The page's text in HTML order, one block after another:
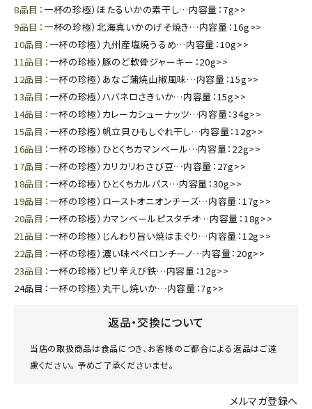
8品目： 一杯の珍極）ほたるいかの素干し…内容量：7g>>
9品目： 一杯の珍極）北海真いかのげそ焼き…内容量：16g>>
10品目： 一杯の珍極）九州産塩焼うるめ…内容量：10g>>
11品目： 一杯の珍極）豚のど軟骨ジャーキー：20g>>
12品目： 一杯の珍極）あなご蒲焼山椒風味…内容量：15g>>
13品目： 一杯の珍極）ハバネロさきいか…内容量：15g>>
14品目： 一杯の珍極）カレーカシューナッツ…内容量：34g>>
15品目： 一杯の珍極）帆立貝ひもしぐれ干し…内容量：12g>>
16品目： 一杯の珍極）ひとくちカマンベール…内容量：22g>>
17品目： 一杯の珍極）カリカリわさび豆…内容量：27g>>
18品目： 一杯の珍極）ひとくちカルパス…内容量：30g>>
19品目： 一杯の珍極）ローストオニオンチーズ…内容量：17g>>
20品目： 一杯の珍極）カマンベールピスタチオ…内容量：18g>>
21品目： 一杯の珍極）じんわり旨い焼はまぐり…内容量：12g>>
22品目： 一杯の珍極）濃い味ペペロンチーノ…内容量：20g>>
23品目： 一杯の珍極）ピリ辛えび鉄…内容量：12g>>
24品目： 一杯の珍極）丸干し焼いか…内容量：7g>>
返品・交換について
当店の取扱商品は食品につき、お客様のご都合による返品はご遠
慮ください。 予めご了承くださいませ。
メルマガ登録へ